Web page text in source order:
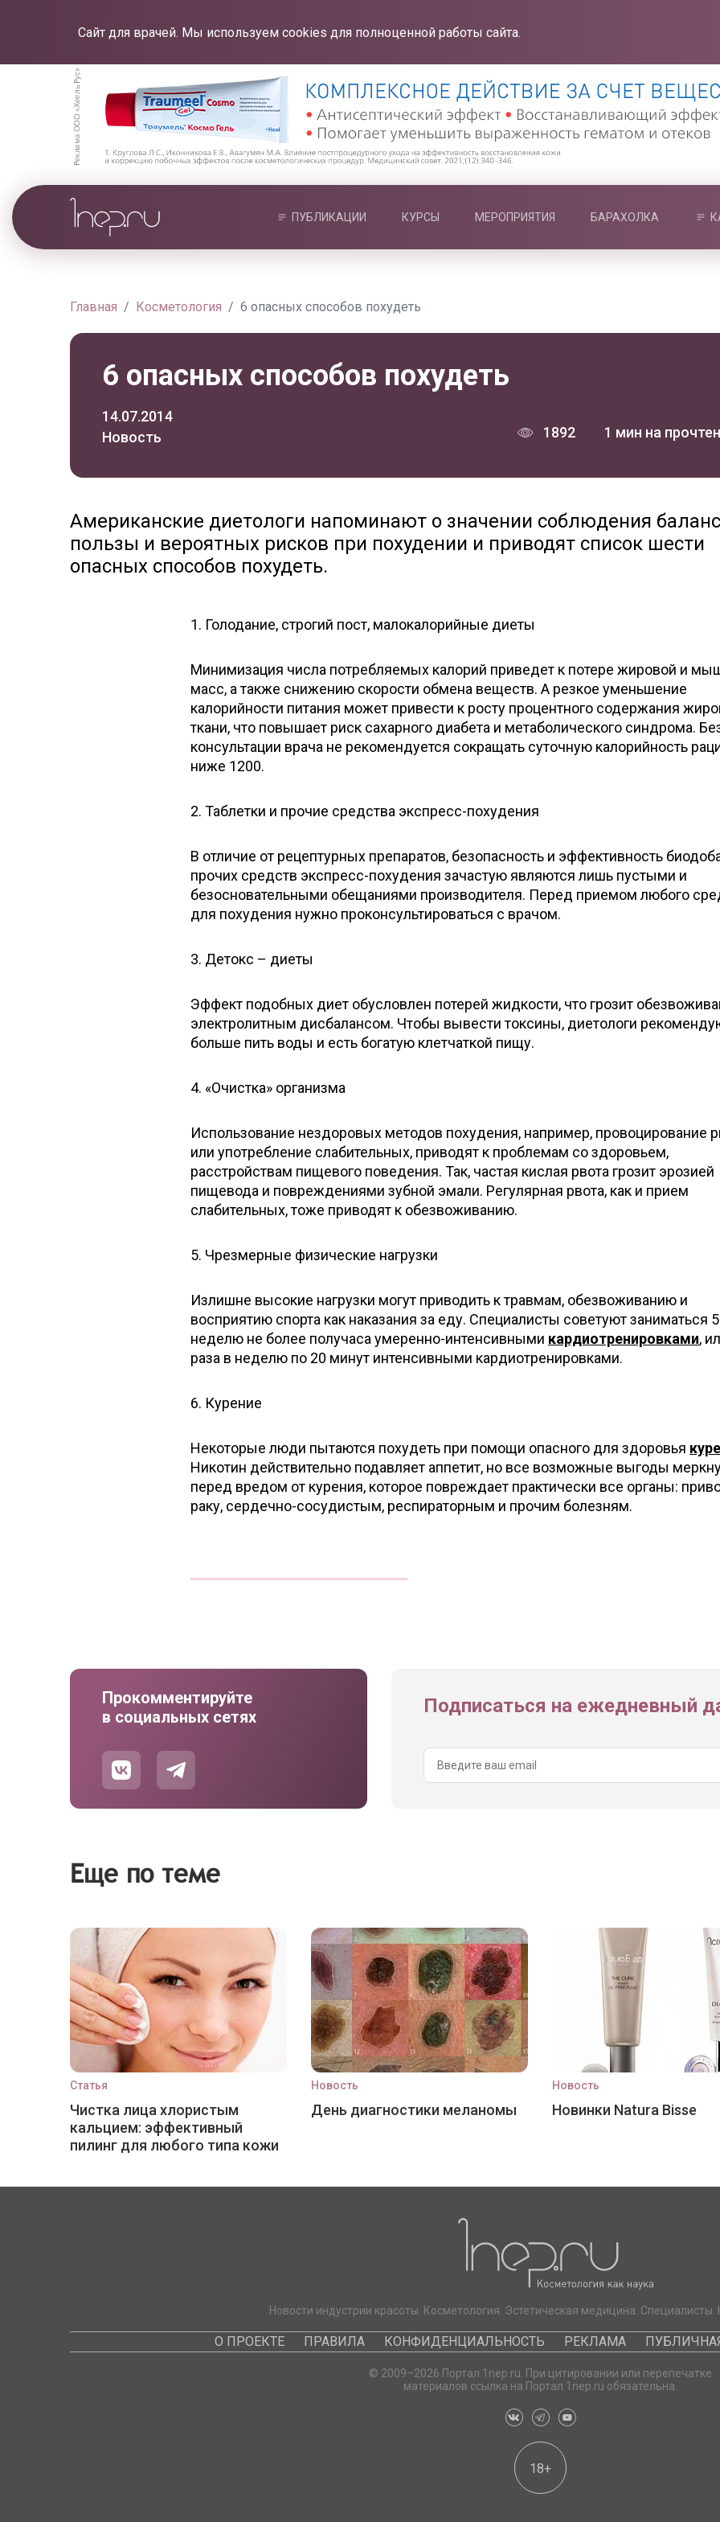
Сайт для врачей. Мы используем cookies для полноценной работы сайта.
ПУБЛИКАЦИИ КУРСЫ МЕРОПРИЯТИЯ БАРАХОЛКА
Главная Косметология 6 опасных способов похудеть
6 опасных способов похудеть
14.07.2014
Новость
1892 1 мин на
Американские диетологи напоминают о значении соблюдения
пользы и вероятных рисков при похудении и приводят список шести
опасных способов похудеть.
1. Голодание, строгий пост, малокалорийные диеты
Минимизация числа потребляемых калорий приведет к потере жировой и
масс, а также снижению скорости обмена веществ. А резкое уменьшение
калорийности питания может привести к росту процентного содержания
ткани, что повышает риск сахарного диабета и метаболического синдрома.
консультации врача не рекомендуется сокращать суточную калорийность
ниже 1200.
2. Таблетки и прочие средства экспресс-похудения
В отличие от рецептурных препаратов, безопасность и эффективность
прочих средств экспресс-похудения зачастую являются лишь пустыми и
безосновательными обещаниями производителя. Перед приемом любого
для похудения нужно проконсультироваться с врачом.
3. Детокс – диеты
Эффект подобных диет обусловлен потерей жидкости, что грозит
электролитным дисбалансом. Чтобы вывести токсины, диетологи
больше пить воды и есть богатую клетчаткой пищу.
4. «Очистка» организма
Использование нездоровых методов похудения, например, провоцирование
или употребление слабительных, приводят к проблемам со здоровьем,
расстройствам пищевого поведения. Так, частая кислая рвота грозит эрозией
пищевода и повреждениями зубной эмали. Регулярная рвота, как и прием
слабительных, тоже приводят к обезвоживанию.
5. Чрезмерные физические нагрузки
Излишне высокие нагрузки могут приводить к травмам, обезвоживанию и
восприятию спорта как наказания за еду. Специалисты советуют заниматься
неделю не более получаса умеренно-интенсивными кардиотренировками,
раза в неделю по 20 минут интенсивными кардиотренировками.
6. Курение
Некоторые люди пытаются похудеть при помощи опасного для здоровья
Никотин действительно подавляет аппетит, но все возможные выгоды
перед вредом от курения, которое повреждает практически все органы:
раку, сердечно-сосудистым, респираторным и прочим болезням.
Прокомментируйте
в социальных сетях
Подписаться на ежедневный
Еще по теме
Статья
Чистка лица хлористым
кальцием: эффективный
пилинг для любого типа кожи
Новость
День диагностики меланомы
Новость
Новинки Natura Bisse
Новости индустрии красоты. Косметология. Эстетическая медицина. Специалисты.
О ПРОЕКТЕ ПРАВИЛА КОНФИДЕНЦИАЛЬНОСТЬ РЕКЛАМА
© 2009–2026 Портал 1nep.ru. При цитировании или перепечатке
материалов ссылка на Портал 1nep.ru обязательна.
18+